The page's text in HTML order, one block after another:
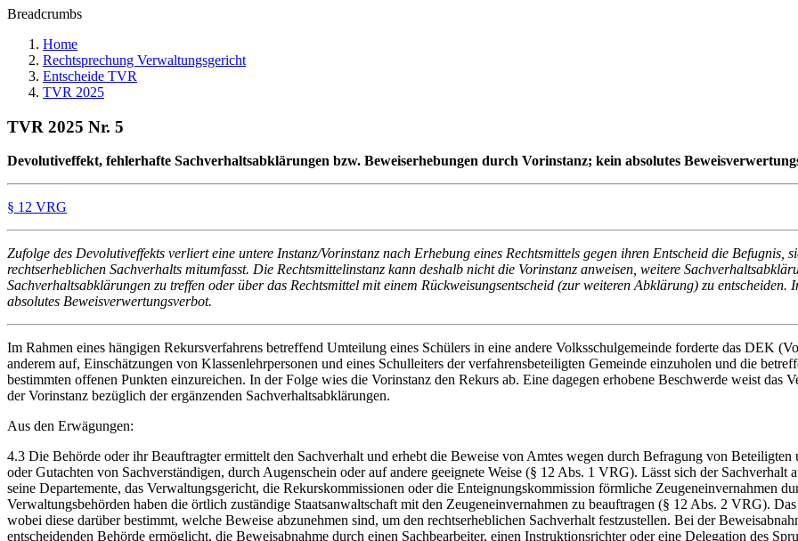
Breadcrumbs
Home
Rechtsprechung Verwaltungsgericht
Entscheide TVR
TVR 2025
TVR 2025 Nr. 5
Devolutiveffekt, fehlerhafte Sachverhaltsabklärungen bzw. Beweiserhebungen durch Vorinstanz; kein absolutes
§ 12 VRG
Zufolge des Devolutiveffekts verliert eine untere Instanz/Vorinstanz nach Erhebung eines Rechtsmittels gegen ihren Entscheid die Befugnis,
rechtserheblichen Sachverhalts mitumfasst. Die Rechtsmittelinstanz kann deshalb nicht die Vorinstanz anweisen, weitere
Sachverhaltsabklärungen zu treffen oder über das Rechtsmittel mit einem Rückweisungsentscheid (zur weiteren Abklärung) zu
absolutes Beweisverwertungsverbot.
Im Rahmen eines hängigen Rekursverfahrens betreffend Umteilung eines Schülers in eine andere Volksschulgemeinde forderte das DEK
anderem auf, Einschätzungen von Klassenlehrpersonen und eines Schulleiters der verfahrensbeteiligten Gemeinde einzuholen und die
bestimmten offenen Punkten einzureichen. In der Folge wies die Vorinstanz den Rekurs ab. Eine dagegen erhobene Beschwerde weist das
der Vorinstanz bezüglich der ergänzenden Sachverhaltsabklärungen.
Aus den Erwägungen:
4.3 Die Behörde oder ihr Beauftragter ermittelt den Sachverhalt und erhebt die Beweise von Amtes wegen durch Befragung von
oder Gutachten von Sachverständigen, durch Augenschein oder auf andere geeignete Weise (§ 12 Abs. 1 VRG). Lässt sich der
seine Departemente, das Verwaltungsgericht, die Rekurskommissionen oder die Enteignungskommission förmliche Zeugeneinvernahmen
Verwaltungsbehörden haben die örtlich zuständige Staatsanwaltschaft mit den Zeugeneinvernahmen zu beauftragen (§ 12 Abs. 2 VRG).
wobei diese darüber bestimmt, welche Beweise abzunehmen sind, um den rechtserheblichen Sachverhalt festzustellen. Bei der
entscheidenden Behörde ermöglicht, die Beweisabnahme durch einen Sachbearbeiter, einen Instruktionsrichter oder eine Delegation des